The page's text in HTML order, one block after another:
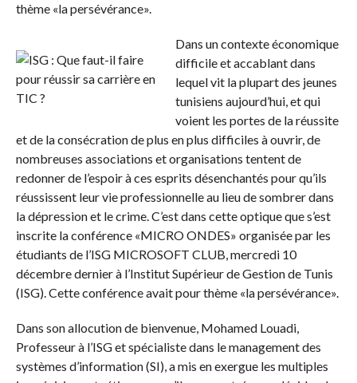
thème «la persévérance».
Dans un contexte économique
difficile et accablant dans
lequel vit la plupart des jeunes
tunisiens aujourd’hui, et qui
voient les portes de la réussite
et de la consécration de plus en plus difficiles à ouvrir, de
nombreuses associations et organisations tentent de
redonner de l’espoir à ces esprits désenchantés pour qu’ils
réussissent leur vie professionnelle au lieu de sombrer dans
la dépression et le crime. C’est dans cette optique que s’est
inscrite la conférence «MICRO ONDES» organisée par les
étudiants de l’ISG MICROSOFT CLUB, mercredi 10
décembre dernier à l’Institut Supérieur de Gestion de Tunis
(ISG). Cette conférence avait pour thème «la persévérance».
Dans son allocution de bienvenue, Mohamed Louadi,
Professeur à l’ISG et spécialiste dans le management des
systèmes d’information (SI), a mis en exergue les multiples